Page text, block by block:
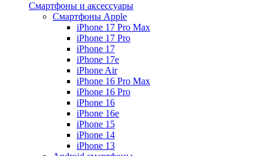
Смартфоны и аксессуары
Смартфоны Apple
iPhone 17 Pro Max
iPhone 17 Pro
iPhone 17
iPhone 17e
iPhone Air
iPhone 16 Pro Max
iPhone 16 Pro
iPhone 16
iPhone 16e
iPhone 15
iPhone 14
iPhone 13